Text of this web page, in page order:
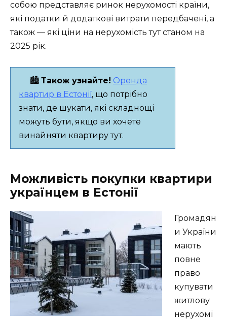
собою представляє ринок нерухомості країни,
які податки й додаткові витрати передбачені, а
також — які ціни на нерухомість тут станом на
2025 рік.
🏙️ Також узнайте! Оренда
квартир в Естонії, що потрібно
знати, де шукати, які складнощі
можуть бути, якщо ви хочете
винайняти квартиру тут.
Можливість покупки квартири
українцем в Естонії
Громадян
и України
мають
повне
право
купувати
житлову
нерухомі